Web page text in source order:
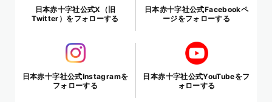
日本赤十字社公式X（旧
Twitter）をフォローする
日本赤十字社公式Facebookペ
ージをフォローする
日本赤十字社公式Instagramを
フォローする
日本赤十字社公式YouTubeをフ
ォローする